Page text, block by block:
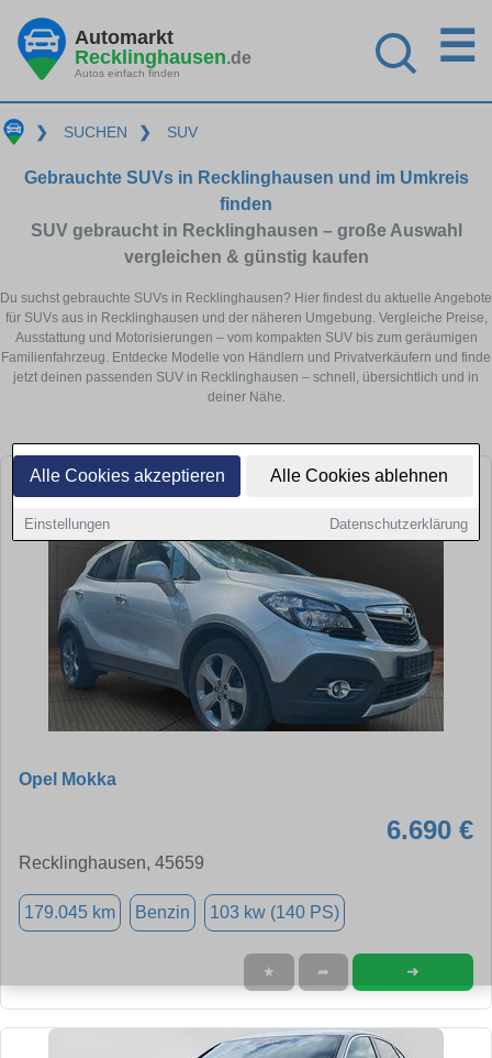
Alle Cookies akzeptieren Alle Cookies ablehnen
Einstellungen Datenschutzerklärung
Automarkt
Recklinghausen.de
Autos einfach finden
☰
❯ SUCHEN ❯ SUV
Gebrauchte SUVs in Recklinghausen und im Umkreis
finden
SUV gebraucht in Recklinghausen – große Auswahl
vergleichen & günstig kaufen
Du suchst gebrauchte SUVs in Recklinghausen? Hier findest du aktuelle Angebote
für SUVs aus in Recklinghausen und der näheren Umgebung. Vergleiche Preise,
Ausstattung und Motorisierungen – vom kompakten SUV bis zum geräumigen
Familienfahrzeug. Entdecke Modelle von Händlern und Privatverkäufern und finde
jetzt deinen passenden SUV in Recklinghausen – schnell, übersichtlich und in
deiner Nähe.
Opel Mokka
6.690 €
Recklinghausen, 45659
179.045 km Benzin 103 kw (140 PS)
★ ➦ ➜